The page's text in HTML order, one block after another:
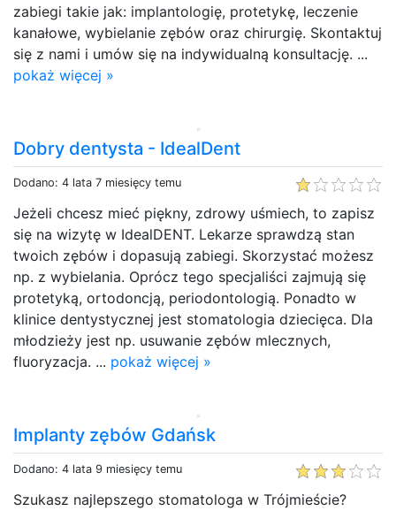
zabiegi takie jak: implantologię, protetykę, leczenie
kanałowe, wybielanie zębów oraz chirurgię. Skontaktuj
się z nami i umów się na indywidualną konsultację. ...
pokaż więcej »
Dobry dentysta - IdealDent
Dodano: 4 lata 7 miesięcy temu
Jeżeli chcesz mieć piękny, zdrowy uśmiech, to zapisz
się na wizytę w IdealDENT. Lekarze sprawdzą stan
twoich zębów i dopasują zabiegi. Skorzystać możesz
np. z wybielania. Oprócz tego specjaliści zajmują się
protetyką, ortodoncją, periodontologią. Ponadto w
klinice dentystycznej jest stomatologia dziecięca. Dla
młodzieży jest np. usuwanie zębów mlecznych,
fluoryzacja. ... pokaż więcej »
Implanty zębów Gdańsk
Dodano: 4 lata 9 miesięcy temu
Szukasz najlepszego stomatologa w Trójmieście?